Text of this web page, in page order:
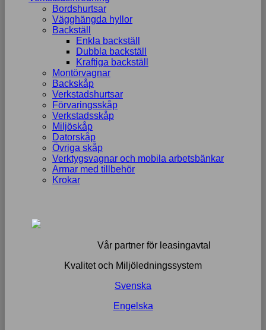
Bordshurtsar
Vägghängda hyllor
Backställ
Enkla backställ
Dubbla backställ
Kraftiga backställ
Montörvagnar
Backskåp
Verkstadshurtsar
Förvaringsskåp
Verkstadsskåp
Miljöskåp
Datorskåp
Övriga skåp
Verktygsvagnar och mobila arbetsbänkar
Armar med tillbehör
Krokar
Vår partner för leasingavtal
Kvalitet och Miljöledningssystem
Svenska
Engelska